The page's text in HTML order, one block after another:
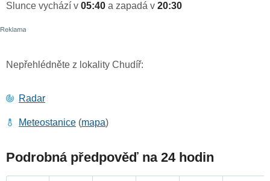
Slunce vychází v 05:40 a zapadá v 20:30
Nepřehlédněte z lokality Chudíř:
Radar
Meteostanice (mapa)
Podrobná předpověď na 24 hodin